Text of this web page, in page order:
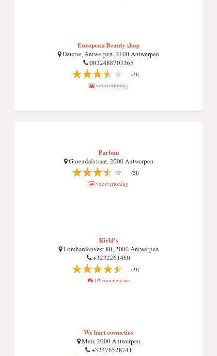
European Beauty shop
Deurne, Antwerpen, 2100 Antwerpen
0032488703365
(21)
voorvertoning
Parfum
Groendalstraat, 2000 Antwerpen
(21)
voorvertoning
Kiehl's
Lombardenvest 80, 2000 Antwerpen
+3232261460
(21)
10 commentaar
We hart cosmetics
Meir, 2000 Antwerpen
+32476528741